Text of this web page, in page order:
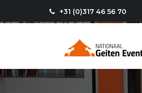
+31 (0)317 46 56 70